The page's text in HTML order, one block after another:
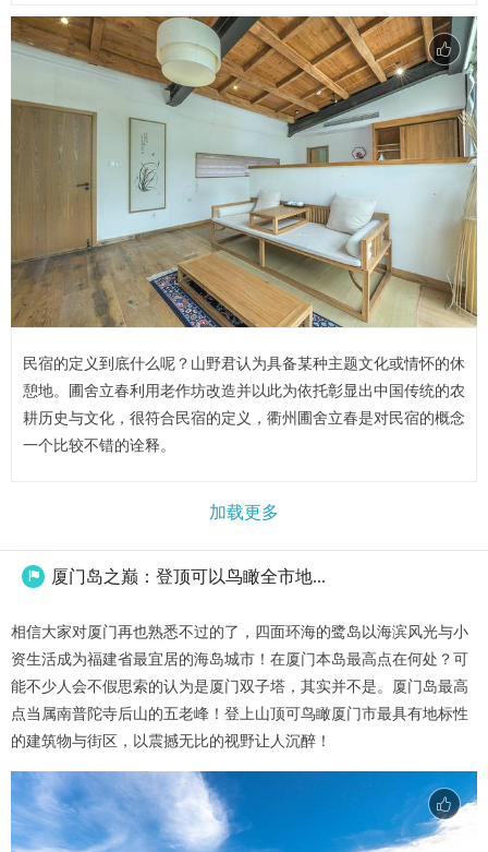
民宿的定义到底什么呢？山野君认为具备某种主题文化或情怀的休
憩地。圃舍立春利用老作坊改造并以此为依托彰显出中国传统的农
耕历史与文化，很符合民宿的定义，衢州圃舍立春是对民宿的概念
一个比较不错的诠释。
加载更多
 厦门岛之巅：登顶可以鸟瞰全市地...
相信大家对厦门再也熟悉不过的了，四面环海的鹭岛以海滨风光与小
资生活成为福建省最宜居的海岛城市！在厦门本岛最高点在何处？可
能不少人会不假思索的认为是厦门双子塔，其实并不是。厦门岛最高
点当属南普陀寺后山的五老峰！登上山顶可鸟瞰厦门市最具有地标性
的建筑物与街区，以震撼无比的视野让人沉醉！